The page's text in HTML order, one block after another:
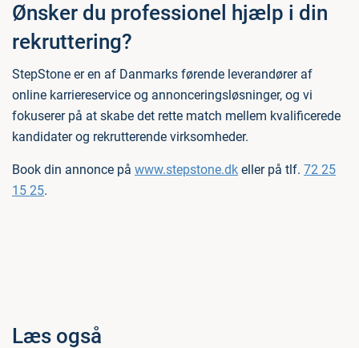
Ønsker du professionel hjælp i din
rekruttering?
StepStone er en af Danmarks førende leverandører af
online karriereservice og annonceringsløsninger, og vi
fokuserer på at skabe det rette match mellem kvalificerede
kandidater og rekrutterende virksomheder.
Book din annonce på www.stepstone.dk eller på tlf. 72 25
15 25.
Læs også